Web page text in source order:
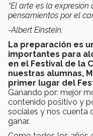
“El arte es la
pensamientos por el
-Albert Einstein.
La preparación es
importantes para
en el Festival de la
nuestras alumnas,
primer lugar del
Ganando por: mejor
contenido positivo y
sociales y nos cuenta
ganar.